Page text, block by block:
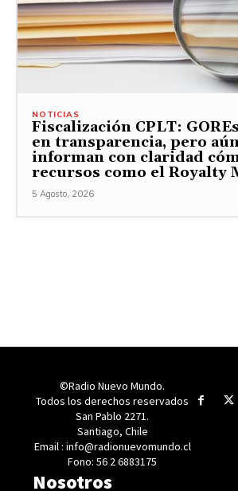
NOTICIAS
Fiscalización CPLT:
en transparencia, pero
informan con claridad
recursos como el Royalty
5 Agosto, 2026
©Radio Nuevo Mundo.
Todos los derechos reservados
San Pablo 2271.
Santiago, Chile
Email : info@radionuevomundo.cl
Fono: 56 2 6883175
Nosotros